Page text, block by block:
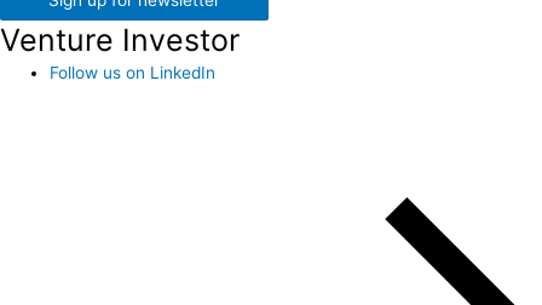
Venture Investor
Follow us on LinkedIn